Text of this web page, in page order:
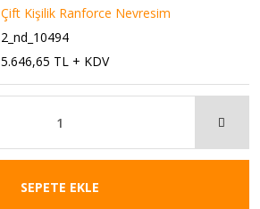
Çift Kişilik Ranforce Nevresim
2_nd_10494
5.646,65 TL + KDV
SEPETE EKLE